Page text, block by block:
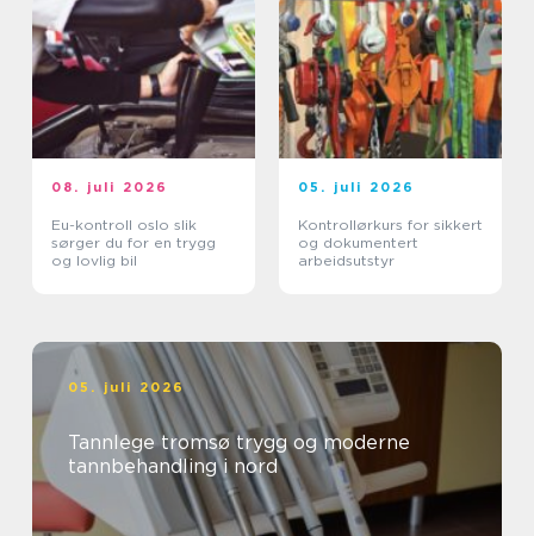
08. juli 2026
Eu-kontroll oslo slik
sørger du for en trygg
og lovlig bil
05. juli 2026
Kontrollørkurs for sikkert
og dokumentert
arbeidsutstyr
05. juli 2026
Tannlege tromsø trygg og moderne
tannbehandling i nord